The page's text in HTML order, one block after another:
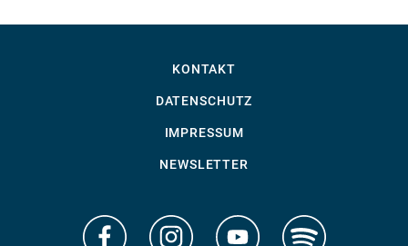
KONTAKT
DATENSCHUTZ
IMPRESSUM
NEWSLETTER